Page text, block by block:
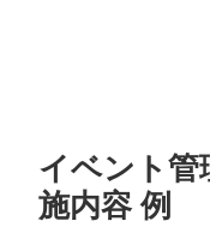
イベント
施内容 例